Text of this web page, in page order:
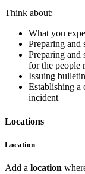
Think about:
What you
Preparing and
Preparing and
for the people
Issuing
Establishing a
incident
Locations
Location
Add a location